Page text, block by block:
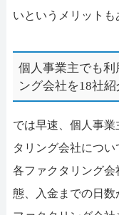
いというメリットも
個人事業主でも利
ング会社を18社紹
では早速、個人事
タリング会社につい
各ファクタリング
態、入金までの日